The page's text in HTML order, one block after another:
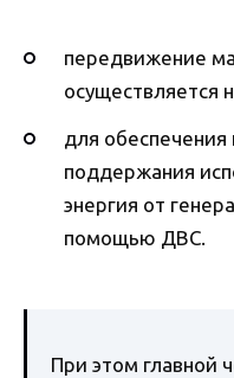
передвижение
осуществляется
для обеспечения
поддержания
энергия от
помощью ДВС.
При этом главной